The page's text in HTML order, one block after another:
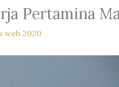
Pertamina
web 2020